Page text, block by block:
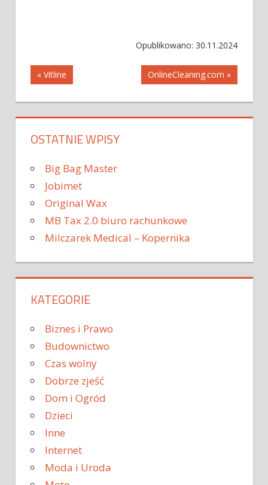
Opublikowano: 30.11.2024
Nawigacja
wpisu
« Vitline OnlineCleaning.com »
OSTATNIE WPISY
Big Bag Master
Jobimet
Original Wax
MB Tax 2.0 biuro rachunkowe
Milczarek Medical – Kopernika
KATEGORIE
Biznes i Prawo
Budownictwo
Czas wolny
Dobrze zjeść
Dom i Ogród
Dzieci
Inne
Internet
Moda i Uroda